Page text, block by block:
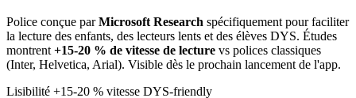
Police conçue parMicrosoft Research spécifiquement pour faciliter
la lecture des enfants, des lecteurs lents et des élèves DYS. Études
montrent +15-20 % de vitesse de lecture vs polices classiques
(Inter, Helvetica, Arial). Visible dès le prochain lancement de l'app.
Lisibilité +15-20 % vitesse DYS-friendly